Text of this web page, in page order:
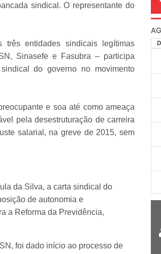
sindical. O representante do
entidades sindicais legítimas
Sinasefe e Fasubra – participa
do governo no movimento
e soa até como ameaça
pela desestruturação de carreira
salarial, na greve de 2015, sem
da Silva, a carta sindical do
de autonomia e
a Reforma da Previdência,
foi dado início ao processo de